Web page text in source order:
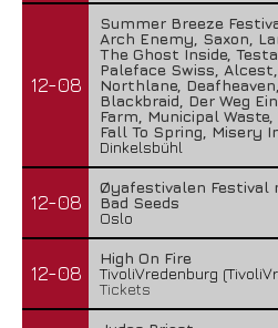
12-08
Summer Breeze
Arch Enemy, Saxon,
The Ghost Inside,
Paleface Swiss,
Northlane,
Blackbraid, Der Weg
Farm, Municipal
Fall To Spring, Misery
Dinkelsbühl
12-08
Øyafestivalen Festival
Bad Seeds
Oslo
12-08
High On Fire
TivoliVredenburg
Tickets